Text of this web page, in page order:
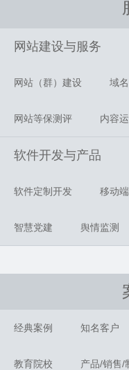
网站建设与服务
网站（群）建设 域
网站等保测评 内容
软件开发与产品
软件定制开发 移动
智慧党建 舆情监测
经典案例 知名客户
教育院校 产品/销售/